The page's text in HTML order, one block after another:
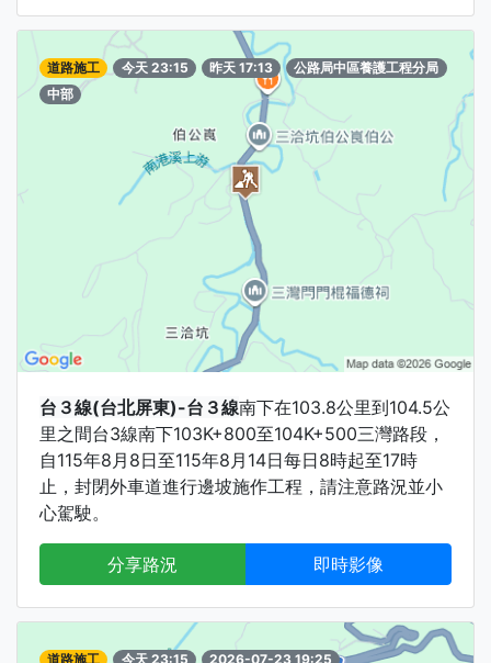
道路施工 今天 23:15 昨天 17:13
公路局中區養護工程分局
中部
台３線(台北屏東)-台３線南下在103.8公里到104.5公
里之間台3線南下103K+800至104K+500三灣路段，
自115年8月8日至115年8月14日每日8時起至17時
止，封閉外車道進行邊坡施作工程，請注意路況並小
心駕駛。
分享路況 即時影像
道路施工 今天 23:15
2026-07-23 19:25